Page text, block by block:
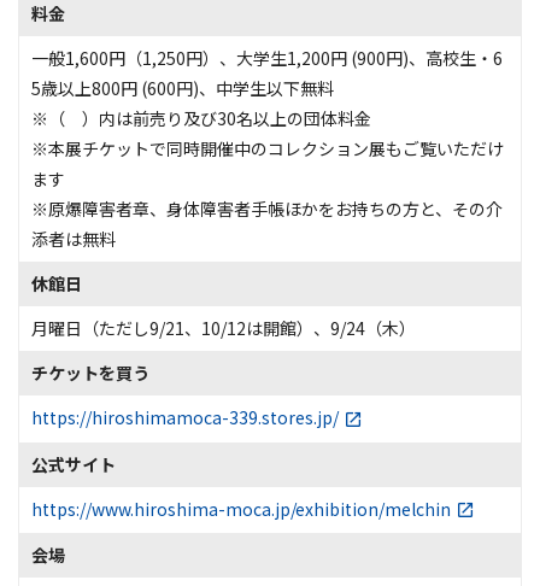
料金
一般1,600円（1,250円）、大学生1,200円 (900円)、高校生・6
5歳以上800円 (600円)、中学生以下無料
※（ ）内は前売り及び30名以上の団体料金
※本展チケットで同時開催中のコレクション展もご覧いただけ
ます
※原爆障害者章、身体障害者手帳ほかをお持ちの方と、その介
添者は無料
休館日
月曜日（ただし9/21、10/12は開館）、9/24（木）
チケットを買う
https://hiroshimamoca-339.stores.jp/
公式サイト
https://www.hiroshima-moca.jp/exhibition/melchin
会場